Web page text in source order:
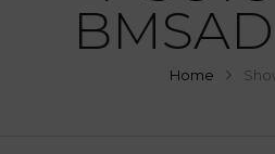
Home